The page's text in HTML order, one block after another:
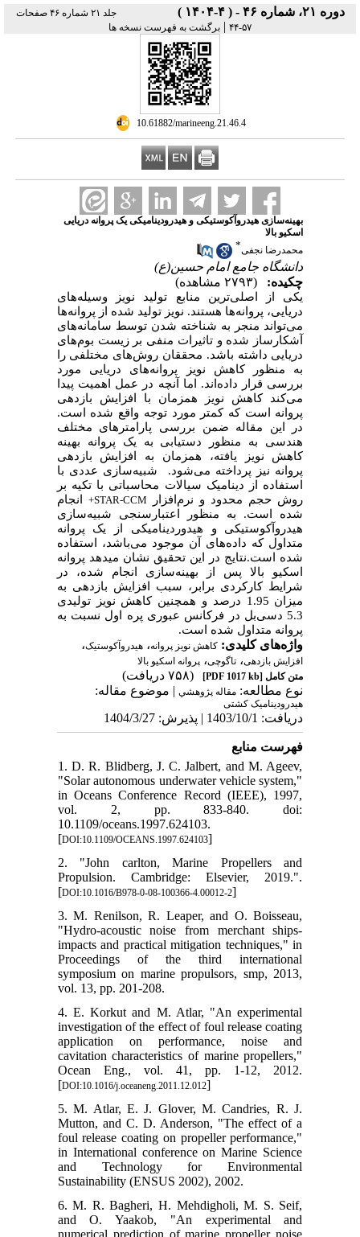
دوره ۲۱، شماره ۴۶ - ( ۴-۱۴۰۴ )
جلد ۲۱ شماره ۴۶ صفحات
۵۷-۴۴
| برگشت به فهرست نسخه ها
‎ 10.61882/marineeng.21.46.4
بهینه‌سازی هیدروآکوستیکی و هیدرودینامیکی یک پروانه دریایی
اسکیو بالا
محمدرضا نجفی*
دانشگاه جامع امام حسین(ع)
چکیده:
(۲۷۹۳ مشاهده)
یکی از اصلی‌ترین منابع تولید نویز وسیله‌های
دریایی، پروانه‌ها هستند. نویز تولید شده از پروانه‌ها
می‌تواند منجر به شناخته شدن توسط سامانه‌های
آشکارساز شده و تاثیرات منفی بر زیست بوم‌های
دریایی داشته باشد. محققان روش‌های مختلفی را
به منظور کاهش نویز پروانه‌های دریایی مورد
بررسی قرار داده‌اند. اما آنچه در عمل اهمیت پیدا
می‌کند کاهش نویز همزمان با افزایش بازدهی
پروانه است که کمتر مورد توجه واقع شده است.
در این مقاله ضمن بررسی پارامترهای مختلف
هندسی به منظور دستیابی به یک پروانه بهینه
کاهش نویز یافته، همزمان به افزایش بازدهی
پروانه نیز پرداخته می‌شود.
شبیه‌سازی عددی با
استفاده از دینامیک سیالات محاسباتی با تکیه بر
روش حجم محدود و نرم‌افزار STAR-CCM+
انجام
شده است. به منظور اعتبارسنجی شبیه‌سازی
هیدروآکوستیکی و هیدوردینامیکی از یک پروانه
متداول که داده‌های آن موجود می‌باشد، استفاده
شده است.نتایج در این تحقیق نشان میدهد پروانه
اسکیو بالاپس از بهینه‌سازی انجام شده، در
شرایط کارکردی برابر، سبب افزایش بازدهی به
میزان 1.95 درصد و همچنین کاهش نویز تولیدی
5.3 دسی‌بل در فرکانس عبوری پره اول نسبت به
پروانه‌ متداول شده است.
واژه‌های کلیدی: کاهش نویز پروانه‌، هیدروآکوستیک،
افزایش بازدهی، تاگوچی، پروانه اسکیو بالا
متن کامل [PDF 1017 kb]
(۷۵۸ دریافت)
نوع مطالعه: مقاله پژوهشي| موضوع مقاله:
هیدرودینامیک کشتی
دریافت: 1403/10/1 | پذیرش: 1404/3/27
فهرست منابع
1. D. R. Blidberg, J. C. Jalbert, and M. Ageev,
"Solar autonomous underwater vehicle system,"
in Oceans Conference Record (IEEE), 1997,
vol. 2, pp. 833-840. doi:
10.1109/oceans.1997.624103.
[DOI:10.1109/OCEANS.1997.624103]
2. "John carlton, Marine Propellers and
Propulsion. Cambridge: Elsevier, 2019.".
[DOI:10.1016/B978-0-08-100366-4.00012-2]
3. M. Renilson, R. Leaper, and O. Boisseau,
"Hydro-acoustic noise from merchant ships-
impacts and practical mitigation techniques," in
Proceedings of the third international
symposium on marine propulsors, smp, 2013,
vol. 13, pp. 201-208.
4. E. Korkut and M. Atlar, "An experimental
investigation of the effect of foul release coating
application on performance, noise and
cavitation characteristics of marine propellers,"
Ocean Eng., vol. 41, pp. 1-12, 2012.
[DOI:10.1016/j.oceaneng.2011.12.012]
5. M. Atlar, E. J. Glover, M. Candries, R. J.
Mutton, and C. D. Anderson, "The effect of a
foul release coating on propeller performance,"
in International conference on Marine Science
and Technology for Environmental
Sustainability (ENSUS 2002), 2002.
6. M. R. Bagheri, H. Mehdigholi, M. S. Seif,
and O. Yaakob, "An experimental and
numerical prediction of marine propeller noise